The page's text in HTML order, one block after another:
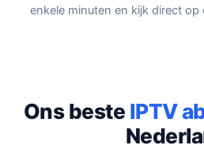
enkele minuten en kijk direct op
Ons beste IPTV